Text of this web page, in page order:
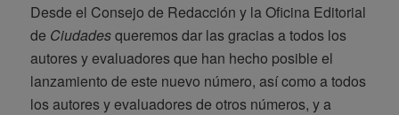
Desde el Consejo de Redacción y la Oficina Editorial
de Ciudadesqueremos dar las gracias a todos los
autores y evaluadores que han hecho posible el
lanzamiento de este nuevo número, así como a todos
los autores y evaluadores de otros números, y a